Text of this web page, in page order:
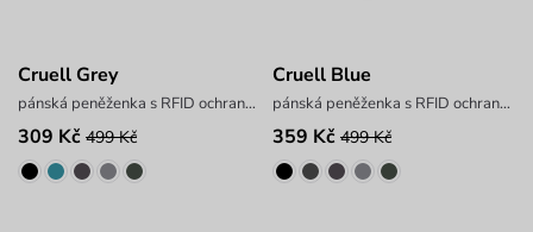
Cruell Grey
pánská peněženka s RFID ochranou
309 Kč 499 Kč
Cruell Blue
pánská peněženka s RFID ochranou
359 Kč 499 Kč